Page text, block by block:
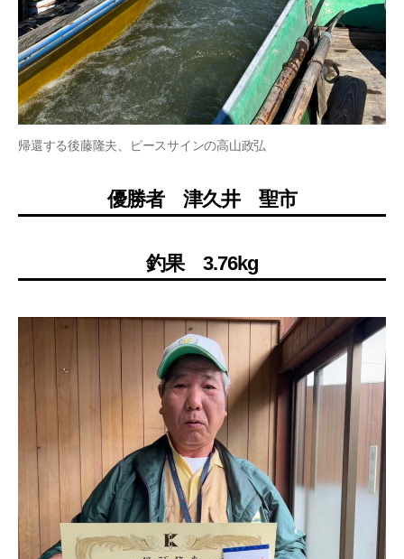
帰還する後藤隆夫、ピースサインの高山政弘
優勝者 津久井 聖市
釣果 3.76kg